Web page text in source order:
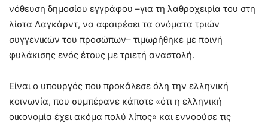
νόθευση δημοσίου εγγράφου –για τη λαθροχειρία του στη
λίστα Λαγκάρντ, να αφαιρέσει τα ονόματα τριών
συγγενικών του προσώπων– τιμωρήθηκε με ποινή
φυλάκισης ενός έτους με τριετή αναστολή.
Είναι ο υπουργός που προκάλεσε όλη την ελληνική
κοινωνία, που συμπέρανε κάποτε «ότι η ελληνική
οικονομία έχει ακόμα πολύ λίπος» και εννοούσε τις